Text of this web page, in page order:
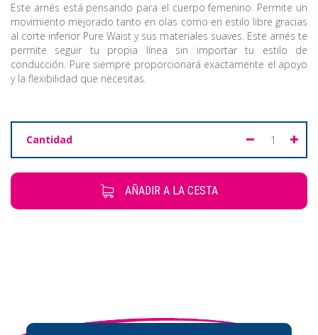
Este arnés está pensando para el cuerpo femenino. Permite un
movimiento mejorado tanto en olas como en estilo libre gracias
al corte inferior Pure Waist y sus materiales suaves. Este arnés te
permite seguir tu propia línea sin importar tu estilo de
conducción. Pure siempre proporcionará exactamente el apoyo
y la flexibilidad que necesitas.
Cantidad
AÑADIR A LA CESTA